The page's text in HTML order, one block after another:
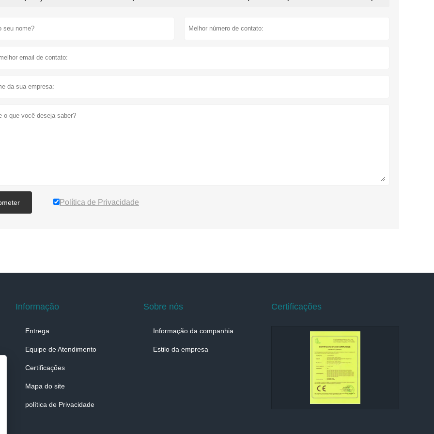
Política de Privacidade
Informação
Entrega
Equipe de Atendimento
Certificações
Mapa do site
política de Privacidade
Sobre nós
Informação da companhia
Estilo da empresa
Certificações